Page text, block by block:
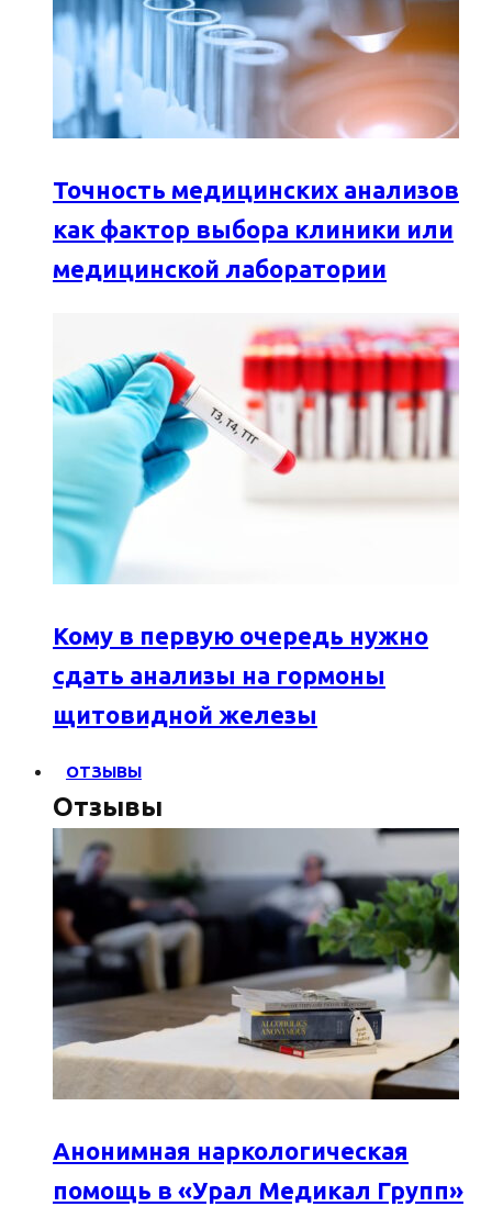
Точность медицинских анализов
как фактор выбора клиники или
медицинской лаборатории
Кому в первую очередь нужно
сдать анализы на гормоны
щитовидной железы
ОТЗЫВЫ
Отзывы
Анонимная наркологическая
помощь в «Урал Медикал Групп»